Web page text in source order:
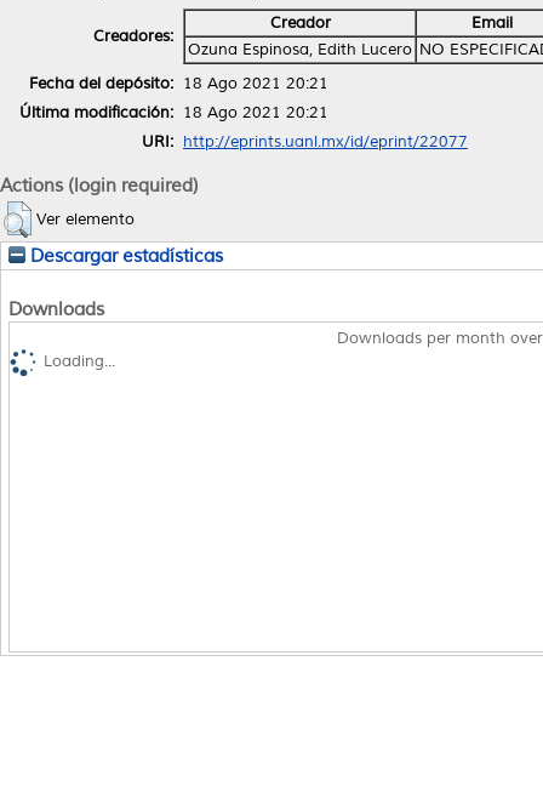
Creadores:
Creador
Email
Ozuna Espinosa, Edith Lucero NO
Fecha del depósito: 18 Ago 2021 20:21
Última modificación: 18 Ago 2021 20:21
URI: http://eprints.uanl.mx/id/eprint/22077
Actions (login required)
Ver elemento
Descargar estadísticas
Downloads
Downloads per month
Loading...